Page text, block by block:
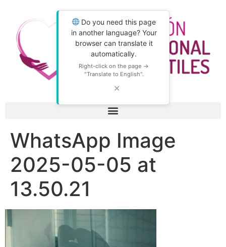
Do you need this page
in another language? Your
browser can translate it
automatically.
Right-click on the page →
"Translate to English".
✕
WhatsApp Image
2025-05-05 at
13.50.21